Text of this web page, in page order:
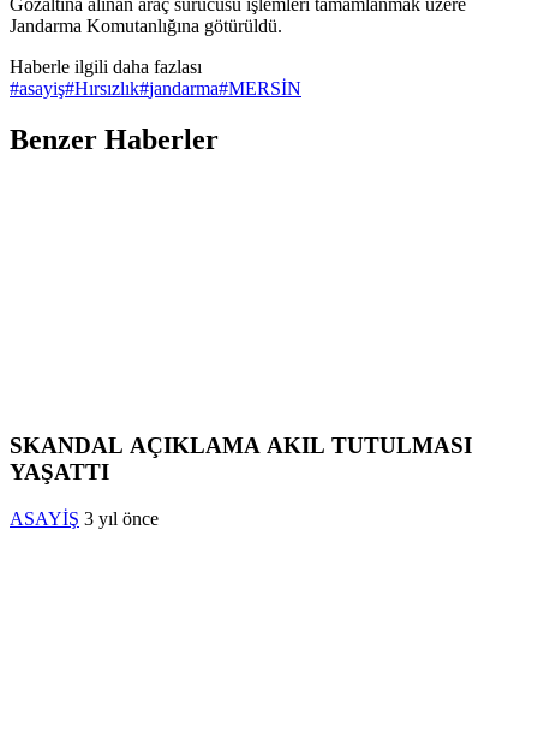
Jandarma Komutanlığına götürüldü.
Haberle ilgili daha fazlası
#asayiş#Hırsızlık#jandarma#MERSİN
Benzer Haberler
SKANDAL AÇIKLAMA AKIL TUTULMASI
YAŞATTI
ASAYİŞ 3 yıl önce